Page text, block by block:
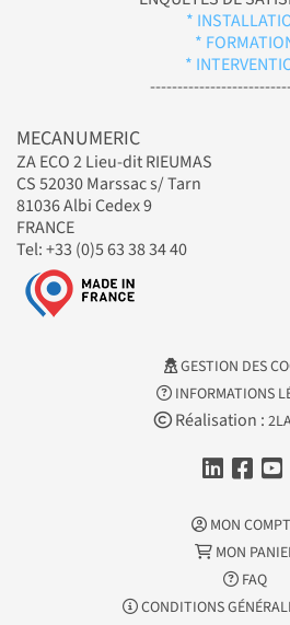
*
*
*
MECANUMERIC
ZA ECO 2 Lieu-dit RIEUMAS
CS 52030 Marssac s/ Tarn
81036 Albi Cedex 9
FRANCE
Tel: +33 (0)5 63 38 34 40
GESTION DES
INFORMATIONS
Réalisation :
MON
MON
FAQ
CONDITIONS